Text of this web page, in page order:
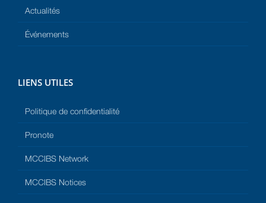
Actualités
Événements
LIENS UTILES
Politique de confidentialité
Pronote
MCCIBS Network
MCCIBS Notices